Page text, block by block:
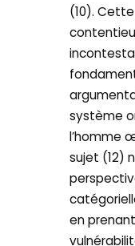
(10).
système
l’homme
sujet (12)
en